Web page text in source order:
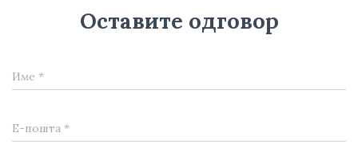
Оставите одговор
Име *
Е-пошта *